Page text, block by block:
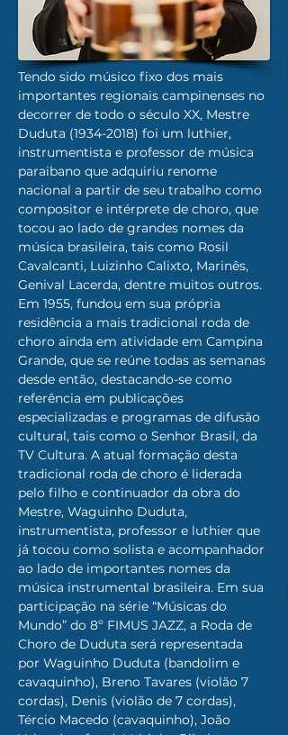
Tendo sido músico fixo dos mais
importantes regionais campinenses no
decorrer de todo o século XX, Mestre
Duduta (1934-2018) foi um luthier,
instrumentista e professor de música
paraibano que adquiriu renome
nacional a partir de seu trabalho como
compositor e intérprete de choro, que
tocou ao lado de grandes nomes da
música brasileira, tais como Rosil
Cavalcanti, Luizinho Calixto, Marinês,
Genival Lacerda, dentre muitos outros.
Em 1955, fundou em sua própria
residência a mais tradicional roda de
choro ainda em atividade em Campina
Grande, que se reúne todas as semanas
desde então, destacando-se como
referência em publicações
especializadas e programas de difusão
cultural, tais como o Senhor Brasil, da
TV Cultura. A atual formação desta
tradicional roda de choro é liderada
pelo filho e continuador da obra do
Mestre, Waguinho Duduta,
instrumentista, professor e luthier que
já tocou como solista e acompanhador
ao lado de importantes nomes da
música instrumental brasileira. Em sua
participação na série “Músicas do
Mundo” do 8º FIMUS JAZZ, a Roda de
Choro de Duduta será representada
por Waguinho Duduta (bandolim e
cavaquinho), Breno Tavares (violão 7
cordas), Denis (violão de 7 cordas),
Tércio Macedo (cavaquinho), João